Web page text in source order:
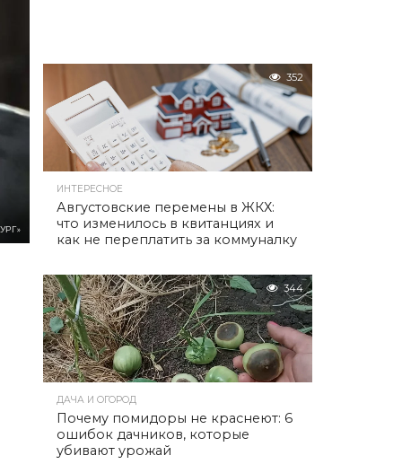
352
ИНТЕРЕСНОЕ
Августовские перемены в ЖКХ:
что изменилось в квитанциях и
как не переплатить за коммуналку
344
ДАЧА И ОГОРОД
Почему помидоры не краснеют: 6
ошибок дачников, которые
убивают урожай